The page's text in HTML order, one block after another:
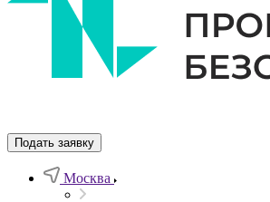
Подать заявку
Москва